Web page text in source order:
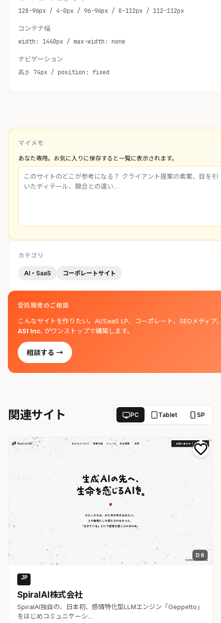
128-96px / 4-0px / 96-96px / 0-112px / 112-112px
コンテナ幅
width: 1440px / max-width: none
ナビゲーション
高さ 74px / position: fixed
マイメモ
あなた専用。お気に入りに保存すると一覧に表示されます。
カテゴリ
AI・SaaS コーポレートサイト
受託開発のご相談
こんなサイトを作りたい。AI/SaaS LP、コーポレート、SEOメディア
ASI Inc. がワンストップで構築します。
相談する →
関連サイト PC Tablet SP
D 8
JP
SpiralAI株式会社
SpiralAI独自の、日本初、感情特化型LLMエンジン「Geppetto」
をはじめコミュニケーシ…